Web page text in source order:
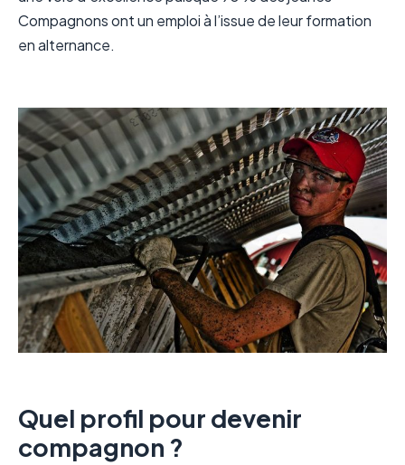
Compagnons ont un emploi à l’issue de leur formation
en alternance.
Quel profil pour devenir
compagnon ?